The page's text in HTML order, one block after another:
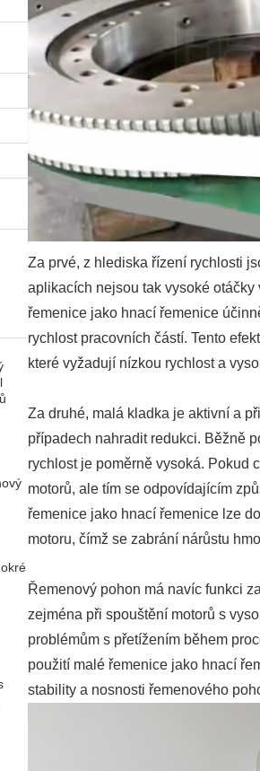
Za prvé, z hlediska řízení rychlosti
aplikacích nejsou tak vysoké
řemenice jako hnací řemenice
rychlost pracovních částí. Tento
které vyžadují nízkou rychlost a
Za druhé, malá kladka je aktivní a
případech nahradit redukci. Běžně
rychlost je poměrně vysoká. Pokud
motorů, ale tím se odpovídajícím
řemenice jako hnací řemenice lze
motoru, čímž se zabrání nárůstu
Řemenový pohon má navíc funkci
zejména při spouštění motorů s
problémům s přetížením během
použití malé řemenice jako hnací
stability a nosnosti řemenového